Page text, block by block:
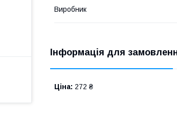
Виробник
Інформація для
Ціна: 272 ₴